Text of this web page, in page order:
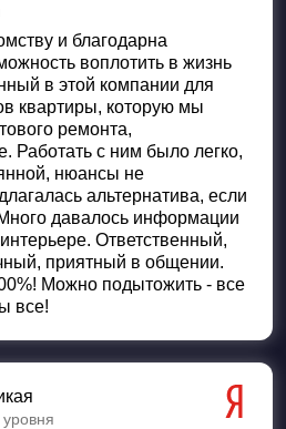
и благодарна
воплотить в жизнь
в этой компании для
квартиры, которую мы
ремонта,
Работать с ним было легко,
нюансы не
альтернатива, если
давалось информации
Ответственный,
приятный в общении.
Можно подытожить - все
все!